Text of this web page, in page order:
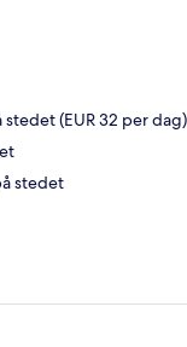
(EUR 32 per dag)
stedet